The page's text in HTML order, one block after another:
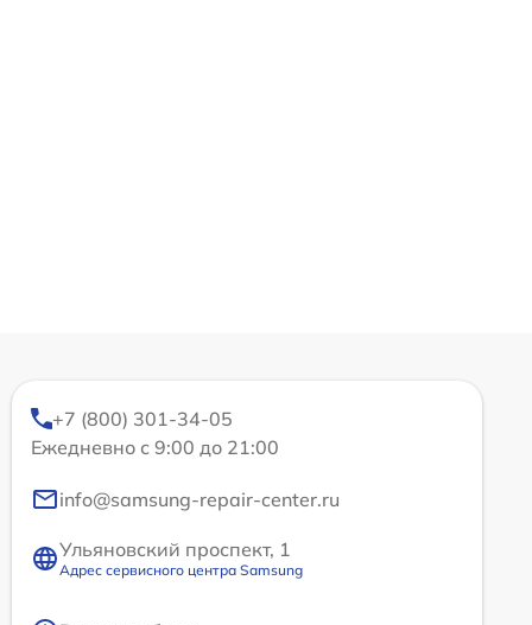
+7 (800) 301-34-05
Ежедневно с 9:00 до 21:00
info@samsung-repair-center.ru
Ульяновский проспект, 1
Адрес сервисного центра Samsung